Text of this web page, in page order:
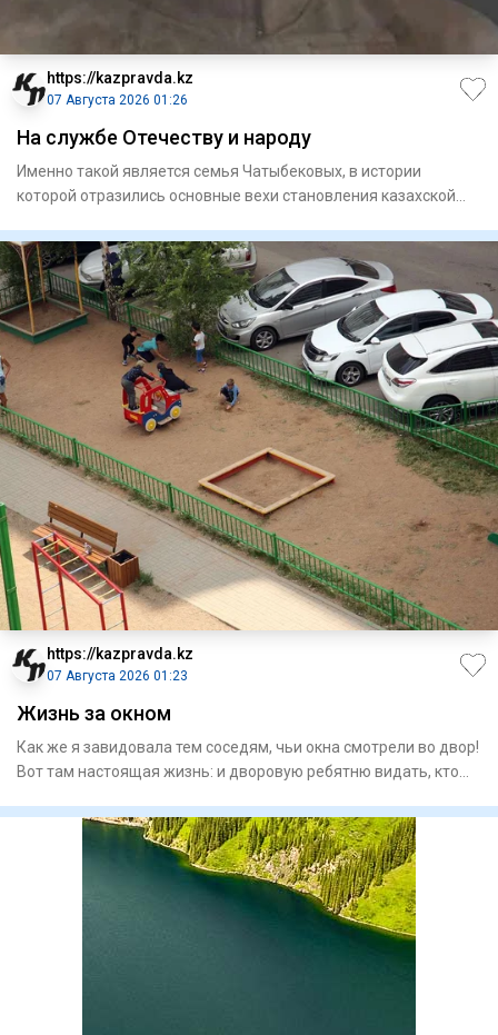
https://kazpravda.kz
07 Августа 2026 01:26
На службе Отечеству и народу
Именно такой является семья Чатыбековых, в истории
которой отразились основные вехи становления казахской
https://kazpravda.kz
07 Августа 2026 01:23
Жизнь за окном
Как же я завидовала тем соседям, чьи окна смотрели во двор!
Вот там настоящая жизнь: и дворовую ребятню видать, кто